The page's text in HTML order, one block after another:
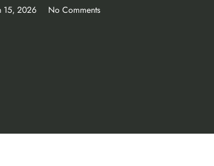
15, 2026 No Comments